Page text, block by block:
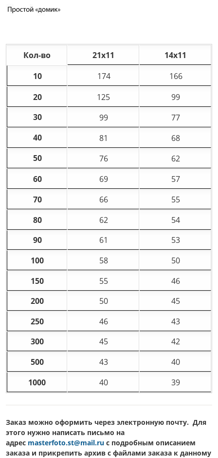
Кол-во 21х11
14х11
10
174
166
20
125
99
30
99
77
40
81
68
50
76
62
60
69
57
70
66
55
80
62
54
90
61
53
100
58
50
150
55
46
200
50
45
250
46
43
300
45
42
500
43
40
1000
40 39
Заказ можно оформить через электронную почту. Для
этого нужно написать письмо на
адрес masterfoto.st@mail.ru c подробным описанием
заказа и прикрепить архив с файлами заказа к данному